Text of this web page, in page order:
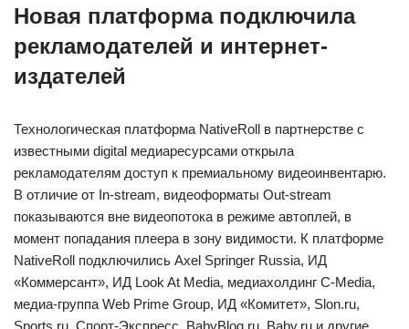
Новая платформа подключила
рекламодателей и интернет-
издателей
Технологическая платформа NativeRoll в партнерстве с
известными digital медиаресурсами открыла
рекламодателям доступ к премиальному видеоинвентарю.
В отличие от In-stream, видеоформаты Out-stream
показываются вне видеопотока в режиме автоплей, в
момент попадания плеера в зону видимости. К платформе
NativeRoll подключились Axel Springer Russia, ИД
«Коммерсант», ИД Look At Media, медиахолдинг C-Media,
медиа-группа Web Prime Group, ИД «Комитет», Slon.ru,